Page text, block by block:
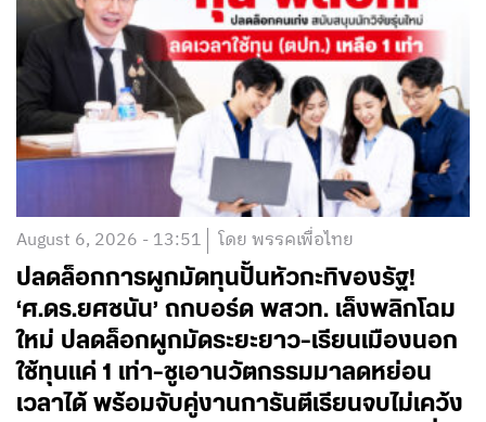
August 6, 2026 - 13:51 โดย พรรคเพื่อไทย
ปลดล็อกการผูกมัดทุนปั้นหัวกะทิของรัฐ!
‘ศ.ดร.ยศชนัน’ ถกบอร์ด พสวท. เล็งพลิกโฉม
ใหม่ ปลดล็อกผูกมัดระยะยาว-เรียนเมืองนอก
ใช้ทุนแค่ 1 เท่า-ชูเอานวัตกรรมมาลดหย่อน
เวลาได้ พร้อมจับคู่งานการันตีเรียนจบไม่เคว้ง